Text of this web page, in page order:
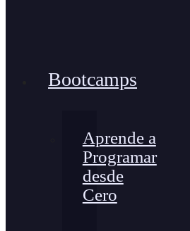
Bootcamps
Aprende a
Programar
desde
Cero